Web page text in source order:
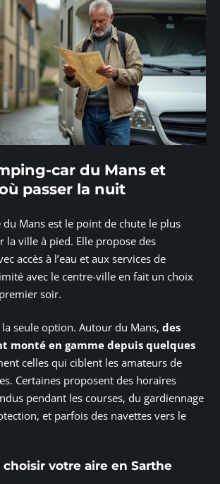
car du Mans et
passer la nuit
du Mans est le point de chute le plus
la ville à pied. Elle propose des
accès à l’eau et aux services de
avec le centre-ville en fait un choix
soir.
la seule option. Autour du Mans, des
monté en gamme depuis quelques
celles qui ciblent les amateurs de
Certaines proposent des horaires
pendant les courses, du gardiennage
et parfois des navettes vers le
votre aire en Sarthe